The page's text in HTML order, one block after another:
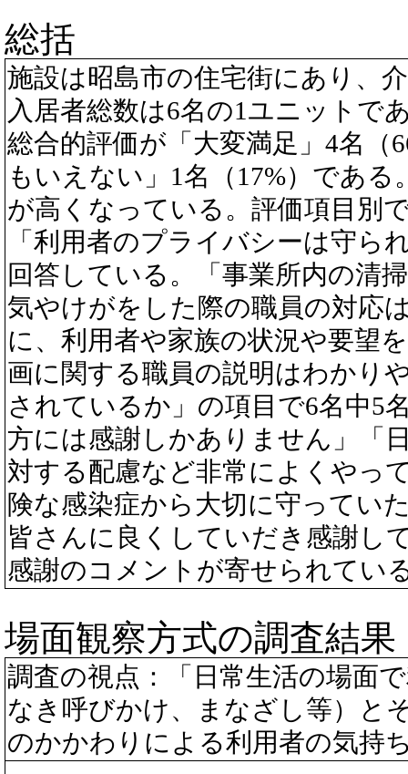
総括
施設は昭島市の住宅街にあり、
入居者総数は6名の1ユニットで
総合的評価が「大変満足」4名（
もいえない」1名（17%）であ
が高くなっている。評価項目別
「利用者のプライバシーは守ら
回答している。「事業所内の清
気やけがをした際の職員の対応
に、利用者や家族の状況や要望
画に関する職員の説明はわかり
されているか」の項目で6名中5
方には感謝しかありません」「
対する配慮など非常によくやっ
険な感染症から大切に守ってい
皆さんに良くしていだき感謝し
感謝のコメントが寄せられてい
場面観察方式の調査結果
調査の視点：「日常生活の場面
なき呼びかけ、まなざし等）と
のかかわりによる利用者の気持